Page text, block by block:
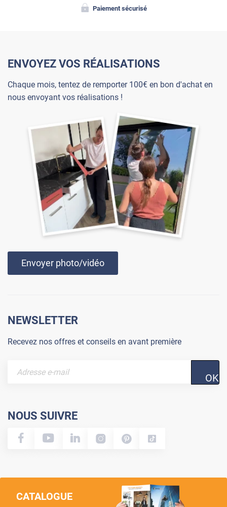
Paiement sécurisé
ENVOYEZ VOS RÉALISATIONS
Chaque mois, tentez de remporter 100€ en bon d'achat en
nous envoyant vos réalisations !
Envoyer photo/vidéo
NEWSLETTER
Recevez nos offres et conseils en avant première
OK
NOUS SUIVRE
CATALOGUE